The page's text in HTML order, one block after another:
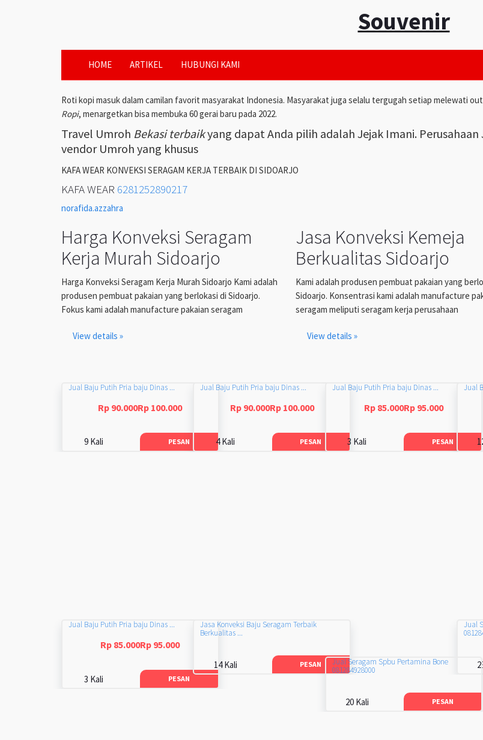
Souvenir
HOME ARTIKEL HUBUNGI KAMI
Roti kopi masuk dalam camilan favorit masyarakat Indonesia. Masyarakat juga selalu tergugah setiap melewati
Ropi, menargetkan bisa membuka 60 gerai baru pada 2022.
Travel Umroh Bekasi terbaikyang dapat Anda pilih adalah Jejak Imani. Perusahaan
vendor Umroh yang khusus
KAFA WEAR KONVEKSI SERAGAM KERJA TERBAIK DI SIDOARJO
KAFA WEAR 6281252890217
norafida.azzahra
Harga Konveksi Seragam
Kerja Murah Sidoarjo
Harga Konveksi Seragam Kerja Murah Sidoarjo Kami adalah
produsen pembuat pakaian yang berlokasi di Sidoarjo.
Fokus kami adalah manufacture pakaian seragam
View details »
Jasa Konveksi Kemeja
Berkualitas Sidoarjo
Kami adalah produsen pembuat pakaian yang
Sidoarjo. Konsentrasi kami adalah manufacture
seragam meliputi seragam kerja perusahaan
View details »
Jual Baju Putih Pria baju Dinas ...
Rp 90.000Rp 100.000
9 Kali PESAN
Jual Baju Putih Pria baju Dinas ...
Rp 90.000Rp 100.000
4 Kali PESAN
Jual Baju Putih Pria baju Dinas ...
Rp 85.000Rp 95.000
3 Kali PESAN
Jual
Jual Baju Putih Pria baju Dinas ...
Rp 85.000Rp 95.000
3 Kali PESAN
Jasa Konveksi Baju Seragam Terbaik
Berkualitas ...
14 Kali PESAN
Jual
Jual Seragam Spbu Pertamina Bone
081284928000
20 Kali PESAN